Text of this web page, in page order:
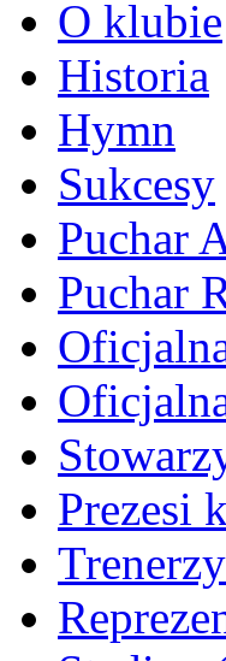
O klubie
Historia
Hymn
Sukcesy
Puchar
Puchar
Prezesi